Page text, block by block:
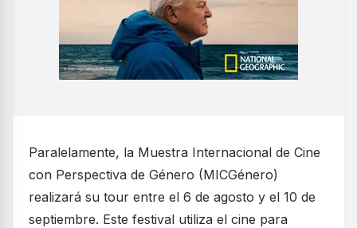
Paralelamente, la Muestra Internacional de Cine
con Perspectiva de Género (MICGénero)
realizará su tour entre el 6 de agosto y el 10 de
septiembre. Este festival utiliza el cine para